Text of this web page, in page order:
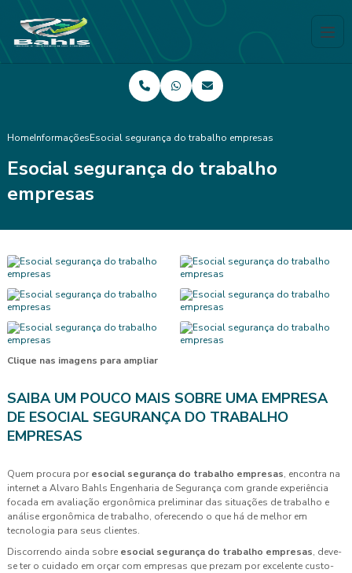
HomeInformaçõesEsocial segurança do trabalho empresas
Esocial segurança do trabalho
empresas
Clique nas imagens para ampliar
SAIBA UM POUCO MAIS SOBRE UMA EMPRESA
DE ESOCIAL SEGURANÇA DO TRABALHO
EMPRESAS
Quem procura por esocial segurança do trabalho empresas, encontra na
internet a Alvaro Bahls Engenharia de Segurança com grande experiência
focada em avaliação ergonômica preliminar das situações de trabalho e
análise ergonômica de trabalho, oferecendo o que há de melhor em
tecnologia para seus clientes.
Discorrendo ainda sobre esocial segurança do trabalho empresas, deve-
se ter o cuidado em orçar com empresas que prezam por excelente custo-